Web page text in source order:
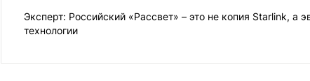
Эксперт: Российский «Рассвет» – это не копия Starlink, а
технологии